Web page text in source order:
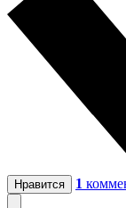
Нравится 1